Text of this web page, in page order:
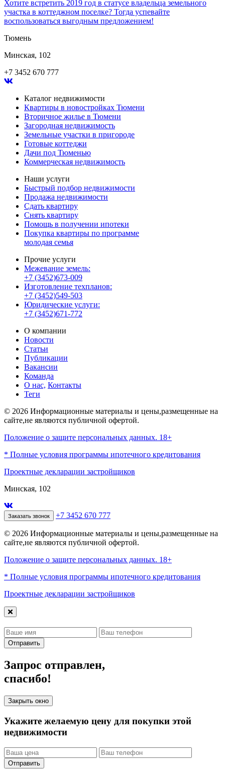
Хотите встретить 2019 год в статусе владельца земельного
участка в коттеджном поселке? Тогда успевайте
воспользоваться выгодным предложением!
Тюмень
Минская, 102
+7 3452 670 777
Каталог недвижимости
Квартиры в новостройках Тюмени
Вторичное жилье в Тюмени
Загородная недвижимость
Земельные участки в пригороде
Готовые коттеджи
Дачи под Тюменью
Коммерческая недвижимость
Наши услуги
Быстрый подбор недвижимости
Продажа недвижимости
Сдать квартиру
Снять квартиру
Помощь в получении ипотеки
Покупка квартиры по программе
молодая семья
Прочие услуги
Межевание земель:
+7 (3452)673-009
Изготовление техпланов:
+7 (3452)549-503
Юридические услуги:
+7 (3452)671-772
О компании
Новости
Статьи
Публикации
Вакансии
Команда
О нас, Контакты
Теги
© 2026 Информационные материалы и цены,размещенные на
сайте,не являются публичной офертой.
Положение о защите персональных данных. 18+
* Полные условия программы ипотечного кредитования
Проектные декларации застройщиков
Минская, 102
Заказать звонок +7 3452 670 777
© 2026 Информационные материалы и цены,размещенные на
сайте,не являются публичной офертой.
Положение о защите персональных данных. 18+
* Полные условия программы ипотечного кредитования
Проектные декларации застройщиков
Отправить
Запрос отправлен,
спасибо!
Закрыть окно
Укажите желаемую цену для покупки этой
недвижимости
Отправить